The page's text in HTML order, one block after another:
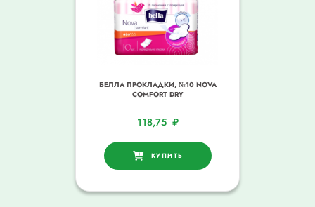
БЕЛЛА ПРОКЛАДКИ, №10 NOVA
COMFORT DRY
118,75 ₽
КУПИТЬ